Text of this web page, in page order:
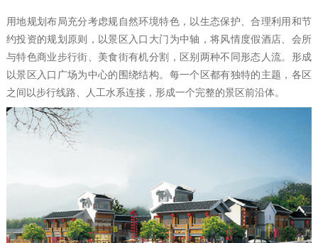
用地规划布局充分考虑规自然环境特色，以生态保护、合理利用和节
约投资的规划原则，以景区入口大门为中轴，将风情度假酒店、会所
与特色商业步行街、美食街有机分割，区别两种不同形态人流。形成
以景区入口广场为中心的围绕结构。每一个区都有独特的主题，各区
之间以步行线路、人工水系连接，形成一个完整的景区前沿体。